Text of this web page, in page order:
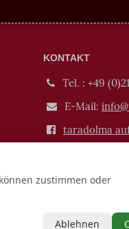
KONTAKT
Tel. : +49
E-Mail:
taradolma
Impressum /
Verträge hier
zustimmen oder
Ablehnen